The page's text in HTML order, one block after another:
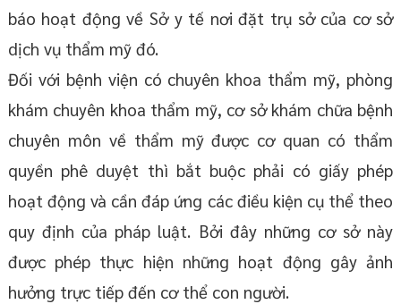
báo hoạt động về Sở y tế nơi đặt trụ sở của cơ sở
dịch vụ thẩm mỹ đó.
Đối với bệnh viện có chuyên khoa thẩm mỹ, phòng
khám chuyên khoa thẩm mỹ, cơ sở khám chữa bệnh
chuyên môn về thẩm mỹ được cơ quan có thẩm
quyền phê duyệt thì bắt buộc phải có giấy phép
hoạt động và cần đáp ứng các điều kiện cụ thể theo
quy định của pháp luật. Bởi đây những cơ sở này
được phép thực hiện những hoạt động gây ảnh
hưởng trực tiếp đến cơ thể con người.